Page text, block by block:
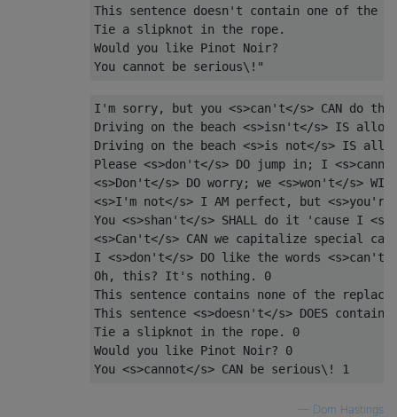
This sentence doesn't contain one of the
Tie a slipknot in the rope.
Would you like Pinot Noir?
You cannot be serious\!"
I'm sorry, but you <s>can't</s> CAN do
Driving on the beach <s>isn't</s> IS
Driving on the beach <s>is not</s> IS
Please <s>don't</s> DO jump in; I
<s>Don't</s> DO worry; we <s>won't</s>
<s>I'm not</s> I AM perfect, but <s>you're
You <s>shan't</s> SHALL do it 'cause I
<s>Can't</s> CAN we capitalize special
I <s>don't</s> DO like the words <s>can't</
Oh, this? It's nothing. 0
This sentence contains none of the
This sentence <s>doesn't</s> DOES
Tie a slipknot in the rope. 0
Would you like Pinot Noir? 0
Dom Hastings